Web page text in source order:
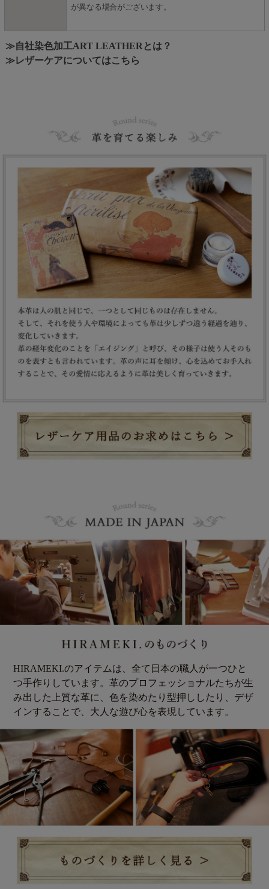
が異なる場合がございます。
≫自社染色加工ART LEATHERとは？
≫レザーケアについてはこちら
HIRAMEKI.のアイテムは、全て日本の職人が一つひと
つ手作りしています。革のプロフェッショナルたちが生
み出した上質な革に、色を染めたり型押ししたり、デザ
インすることで、大人な遊び心を表現しています。